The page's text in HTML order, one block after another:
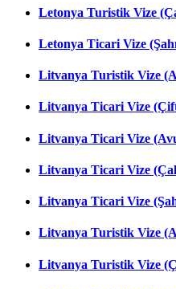
Letonya Turistik Vize
Letonya Ticari Vize
Litvanya Turistik Vize
Litvanya Ticari Vize
Litvanya Ticari Vize
Litvanya Ticari Vize
Litvanya Ticari Vize
Litvanya Turistik Vize
Litvanya Turistik Vize